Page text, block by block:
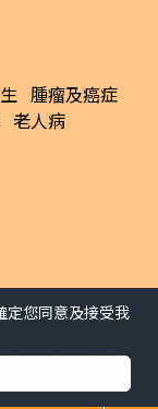
腫瘤及癌症
老人病
定您同意及接受我